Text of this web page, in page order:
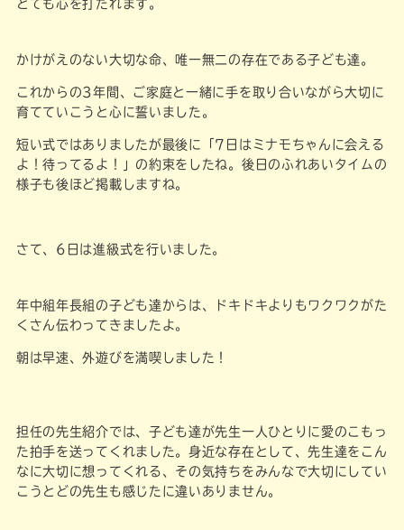
とても心を打たれます。
かけがえのない大切な命、唯一無二の存在である子ども達。
これからの3年間、ご家庭と一緒に手を取り合いながら大切に
育てていこうと心に誓いました。
短い式ではありましたが最後に「7日はミナモちゃんに会える
よ！待ってるよ！」の約束をしたね。後日のふれあいタイムの
様子も後ほど掲載しますね。
さて、6日は進級式を行いました。
年中組年長組の子ども達からは、ドキドキよりもワクワクがた
くさん伝わってきましたよ。
朝は早速、外遊びを満喫しました！
担任の先生紹介では、子ども達が先生一人ひとりに愛のこもっ
た拍手を送ってくれました。身近な存在として、先生達をこん
なに大切に想ってくれる、その気持ちをみんなで大切にしてい
こうとどの先生も感じたに違いありません。